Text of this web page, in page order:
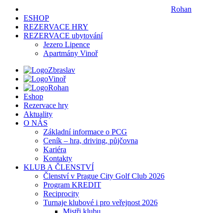
Rohan
ESHOP
REZERVACE HRY
REZERVACE ubytování
Jezero Lipence
Apartmány Vinoř
Zbraslav
Vinoř
Rohan
Eshop
Rezervace hry
Aktuality
O NÁS
Základní informace o PCG
Ceník – hra, driving, půjčovna
Kariéra
Kontakty
KLUB A ČLENSTVÍ
Členství v Prague City Golf Club 2026
Program KREDIT
Reciprocity
Turnaje klubové i pro veřejnost 2026
Mistři klubu